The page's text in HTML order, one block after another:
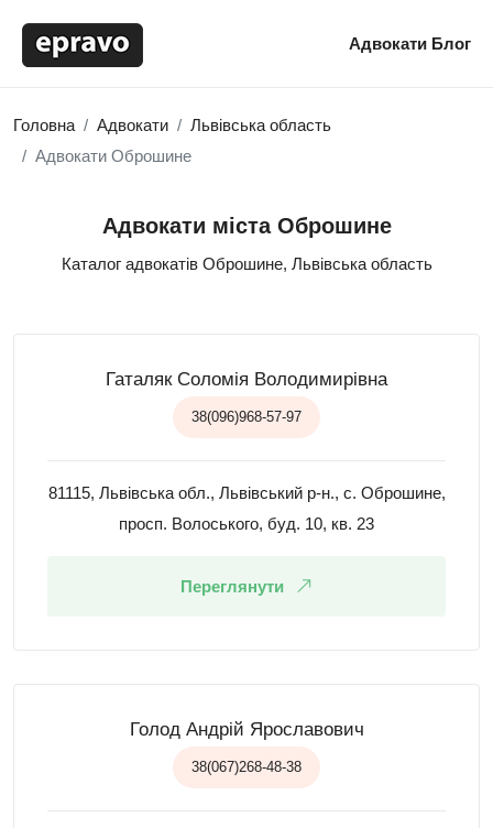
Адвокати Блог
Головна Адвокати
Львівська область
Адвокати Оброшине
Адвокати міста Оброшине
Каталог адвокатів Оброшине, Львівська область
Гаталяк Соломія Володимирівна
38(096)968-57-97
81115, Львівська обл., Львівський р-н., с. Оброшине,
просп. Волоського, буд. 10, кв. 23
Переглянути
Голод Андрій Ярославович
38(067)268-48-38